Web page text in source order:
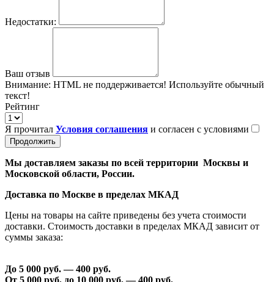
Недостатки:
Ваш отзыв
Внимание: HTML не поддерживается! Используйте обычный
текст!
Рейтинг
Я прочитал Условия соглашения и согласен с условиями
Продолжить
Мы доставляем заказы по всей территории Москвы и
Московской области, России.
Доставка по Москве в пределах МКАД
Цены на товары на сайте приведены без учета стоимости
доставки. Стоимость доставки в пределах МКАД зависит от
суммы заказа:
До 5 000 руб. —400 руб.
От 5 000 руб. до 10 000 руб. —400 руб.